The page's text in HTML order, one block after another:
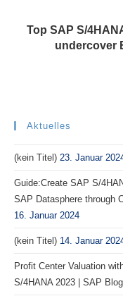
Top SAP S/
undercover
Aktuelles
(kein Titel) 23. Januar
Guide:Create SAP S/
SAP Datasphere through
16. Januar 2024
(kein Titel) 14. Januar
Profit Center Valuation
S/4HANA 2023 | SAP